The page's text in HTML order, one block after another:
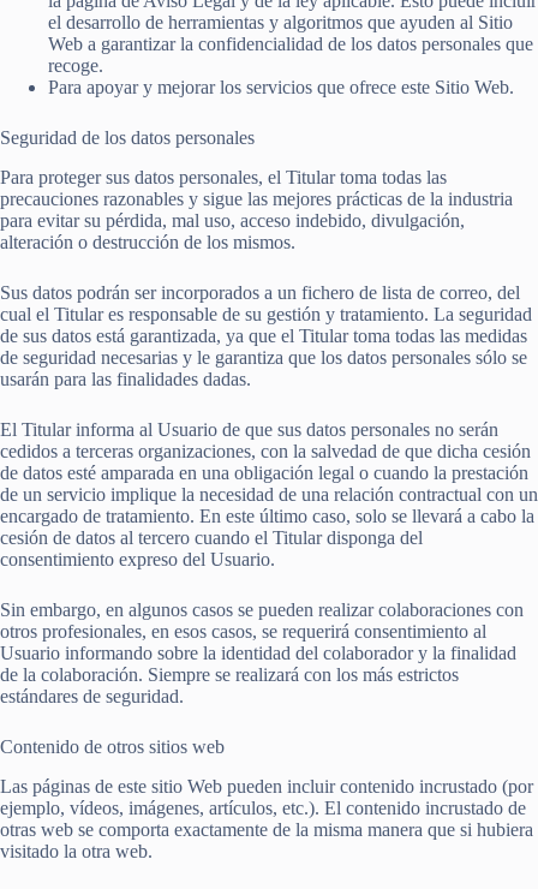
el desarrollo de herramientas y algoritmos que ayuden al Sitio
Web a garantizar la confidencialidad de los datos personales que
recoge.
Para apoyar y mejorar los servicios que ofrece este Sitio Web.
Seguridad de los datos personales
Para proteger sus datos personales, el Titular toma todas las
precauciones razonables y sigue las mejores prácticas de la industria
para evitar su pérdida, mal uso, acceso indebido, divulgación,
alteración o destrucción de los mismos.
Sus datos podrán ser incorporados a un fichero de lista de correo, del
cual el Titular es responsable de su gestión y tratamiento. La seguridad
de sus datos está garantizada, ya que el Titular toma todas las medidas
de seguridad necesarias y le garantiza que los datos personales sólo se
usarán para las finalidades dadas.
El Titular informa al Usuario de que sus datos personales no serán
cedidos a terceras organizaciones, con la salvedad de que dicha cesión
de datos esté amparada en una obligación legal o cuando la prestación
de un servicio implique la necesidad de una relación contractual con un
encargado de tratamiento. En este último caso, solo se llevará a cabo la
cesión de datos al tercero cuando el Titular disponga del
consentimiento expreso del Usuario.
Sin embargo, en algunos casos se pueden realizar colaboraciones con
otros profesionales, en esos casos, se requerirá consentimiento al
Usuario informando sobre la identidad del colaborador y la finalidad
de la colaboración. Siempre se realizará con los más estrictos
estándares de seguridad.
Contenido de otros sitios web
Las páginas de este sitio Web pueden incluir contenido incrustado (por
ejemplo, vídeos, imágenes, artículos, etc.). El contenido incrustado de
otras web se comporta exactamente de la misma manera que si hubiera
visitado la otra web.